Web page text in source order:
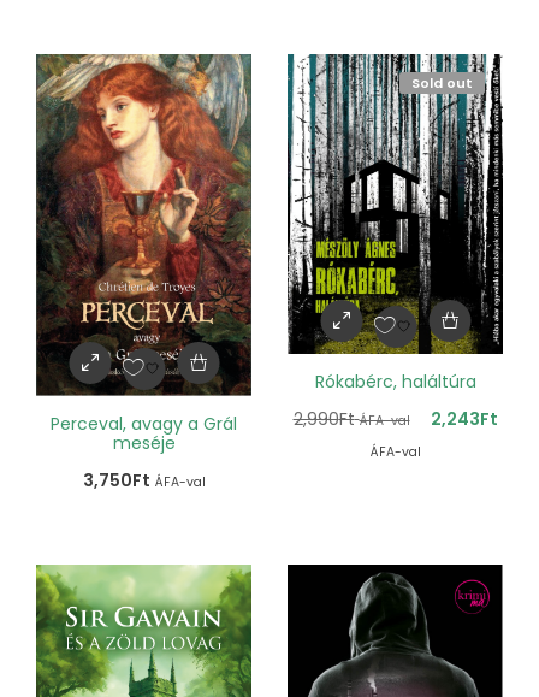
Perceval, avagy a Grál
meséje
3,750Ft ÁFA-val
Sold out
Rókabérc, haláltúra
2,990Ft ÁFA-val 2,243Ft
ÁFA-val